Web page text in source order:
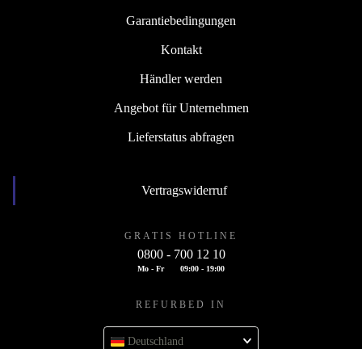
Garantiebedingungen
Kontakt
Händler werden
Angebot für Unternehmen
Lieferstatus abfragen
Vertragswiderruf
GRATIS HOTLINE
0800 - 700 12 10
Mo - Fr 09:00 - 19:00
REFURBED IN
Deutschland